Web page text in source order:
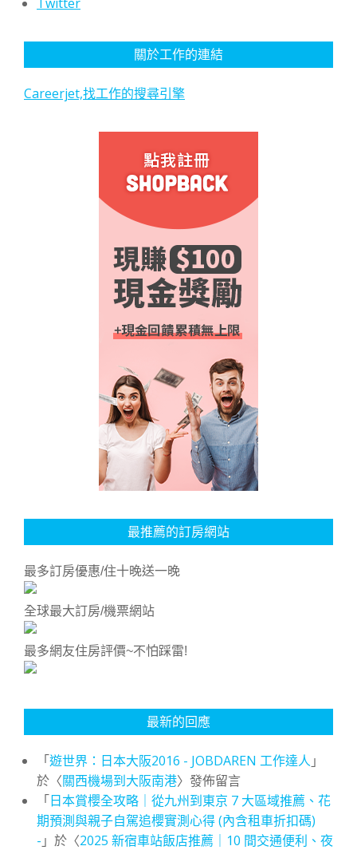
關於工作的連結
Careerjet,找工作的搜尋引擎
最推薦的訂房網站
最多訂房優惠/住十晚送一晚
全球最大訂房/機票網站
最多網友住房評價~不怕踩雷!
最新的回應
「遊世界：日本大阪2016 - JOBDAREN 工作達人 」
於〈關西機場到大阪南港〉發佈留言
「日本賞櫻全攻略｜從九州到東京 7 大區域推薦、花
期預測與親子自駕追櫻實測心得 (內含租車折扣碼)
- 」於〈2025 新宿車站飯店推薦｜10 間交通便利、夜